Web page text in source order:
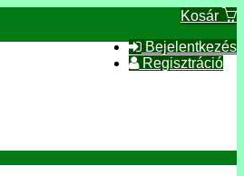
Kosár
Bejelentkezés
Regisztráció